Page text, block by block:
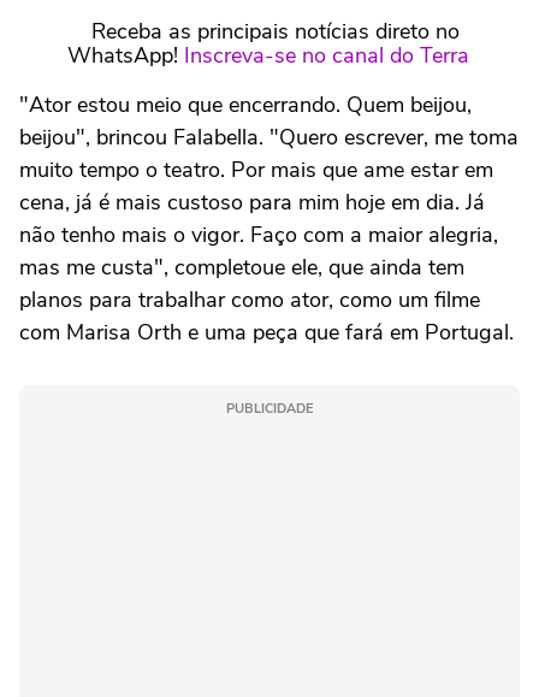
Receba as principais notícias direto no
WhatsApp! Inscreva-se no canal do Terra
"Ator estou meio que encerrando. Quem beijou,
beijou", brincou Falabella. "Quero escrever, me toma
muito tempo o teatro. Por mais que ame estar em
cena, já é mais custoso para mim hoje em dia. Já
não tenho mais o vigor. Faço com a maior alegria,
mas me custa", completoue ele, que ainda tem
planos para trabalhar como ator, como um filme
com Marisa Orth e uma peça que fará em Portugal.
PUBLICIDADE